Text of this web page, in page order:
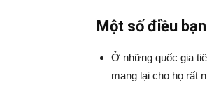
Một số điều
Ở những quốc gia
mang lại cho họ rất